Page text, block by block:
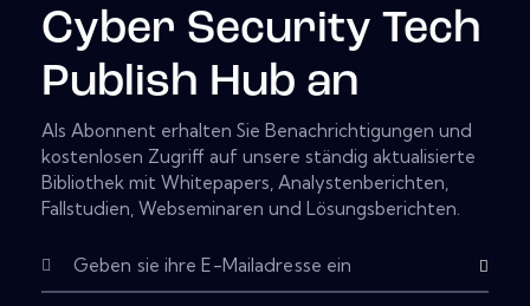
Cyber Security Tech
Publish Hub an
Als Abonnent erhalten Sie Benachrichtigungen und
kostenlosen Zugriff auf unsere ständig aktualisierte
Bibliothek mit Whitepapers, Analystenberichten,
Fallstudien, Webseminaren und Lösungsberichten.